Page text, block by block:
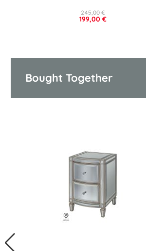
199,00 €
245,00 €
Bought Together